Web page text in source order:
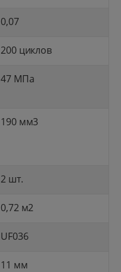
0,07
200 циклов
47 МПа
190 мм3
2 шт.
0,72 м2
UF036
11 мм